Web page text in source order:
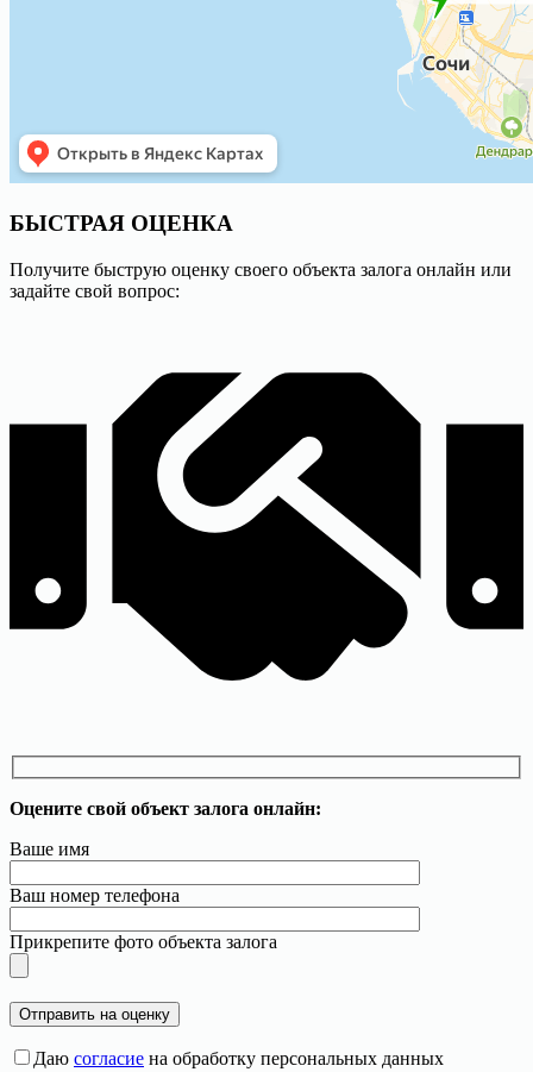
БЫСТРАЯ ОЦЕНКА
Получите быструю оценку своего объекта залога онлайн или
задайте свой вопрос:
Оцените свой объект залога онлайн:
Ваше имя
Ваш номер телефона
Прикрепите фото объекта залога
Даю согласие на обработку персональных данных